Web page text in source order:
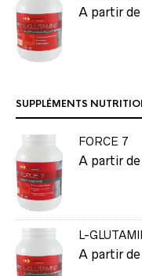
A partir de
SUPPLÉMENTS
FORCE 7
A partir de
L-
A partir de